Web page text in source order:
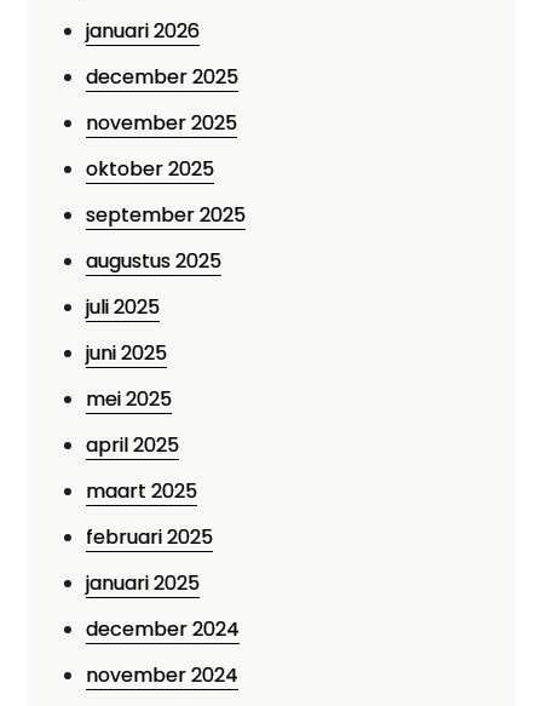
januari 2026
december 2025
november 2025
oktober 2025
september 2025
augustus 2025
juli 2025
juni 2025
mei 2025
april 2025
maart 2025
februari 2025
januari 2025
december 2024
november 2024